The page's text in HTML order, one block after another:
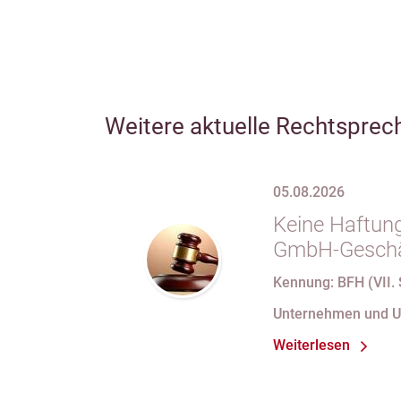
Weitere aktuelle
05.08.2026
Keine
GmbH-
69 Satz 1
bei
Kennung: BFH
Unternehmen und
Weiterlesen